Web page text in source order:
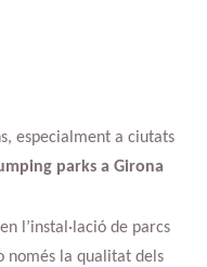
especialment a ciutats
parks a Girona
l’instal·lació de parcs
només la qualitat dels